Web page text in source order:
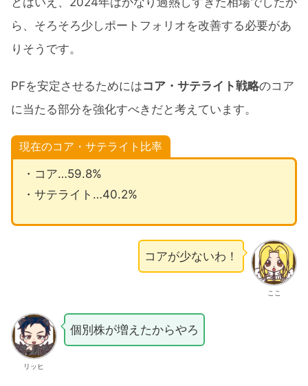
ら、そろそろ少しポートフォリオを改善する必要があ
りそうです。
PFを安定させるためにはコア・サテライト戦略のコア
に当たる部分を強化すべきだと考えています。
現在のコア・サテライト比率
・コア…59.8%
・サテライト…40.2%
ここ
コアが少ないわ！
リッヒ
個別株が増えたからやろ